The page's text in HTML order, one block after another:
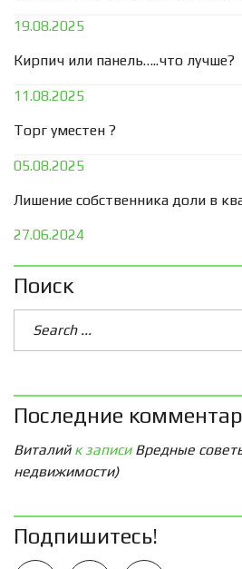
19.08.2025
Кирпич или панель…..что лучше?
11.08.2025
Торг уместен ?
05.08.2025
Лишение собственника доли в
27.06.2024
Поиск
Последние
Виталийк записи Вредные
недвижимости)
Подпишитесь!